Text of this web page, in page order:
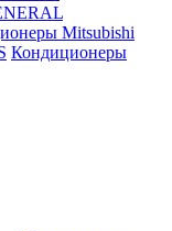
Mitsubishi
Кондиционеры